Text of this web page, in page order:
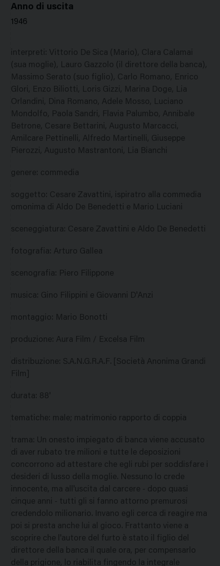
Anno di uscita
1946
interpreti: Vittorio De Sica (Mario), Clara Calamai
(sua moglie), Lauro Gazzolo (il direttore della banca),
Massimo Serato (suo figlio), Carlo Romano, Enrico
Glori, Enzo Biliotti, Loris Gizzi, Marina Doge, Lia
Orlandini, Dina Romano, Adele Mosso, Luciano
Mondolfo, Paola Sandri, Flavia Palumbo, Annibale
Betrone, Cesare Bettarini, Augusto Marcacci,
Amilcare Pettinelli, Alfredo Martinelli, Giuseppe
Pierozzi, Augusto Mastrantoni, Lia Bianchi
genere: commedia
soggetto: Cesare Zavattini, ispiratro alla commedia
omonima di Aldo De Benedetti e Mario Luciani
sceneggiatura: Cesare Zavattini e Aldo De Benedetti
fotografia: Arturo Gallea
scenografia: Piero Filippone
musica: Gino Filippini e Giovanni D'Anzi
montaggio: Mario Bonotti
produzione: Aura Film / Excelsa Film
distribuzione: S.A.N.G.R.A.F. [Società Anonima Grandi
Film]
durata: 88'
tematiche: male; matrimonio rapporto di coppia
trama: Un onesto impiegato di banca viene accusato
di aver rubato tre milioni e tutte le deposizioni
concorrono ad attestare che egli rubi per soddisfare i
desideri di lusso della moglie. Nessuno lo crede
innocente, ma all'uscita dal carcere - dopo quasi
cinque anni - tutti gli si fanno attorno premurosi
credendolo milionario. Invano egli cerca di reagire ma
poi si presta anche lui al gioco. Frattanto viene a
scoprire che l'autore del furto è stato il figlio del
direttore della banca il quale ora, per compensarlo
della prigione, lo riabilita fingendo la integrale